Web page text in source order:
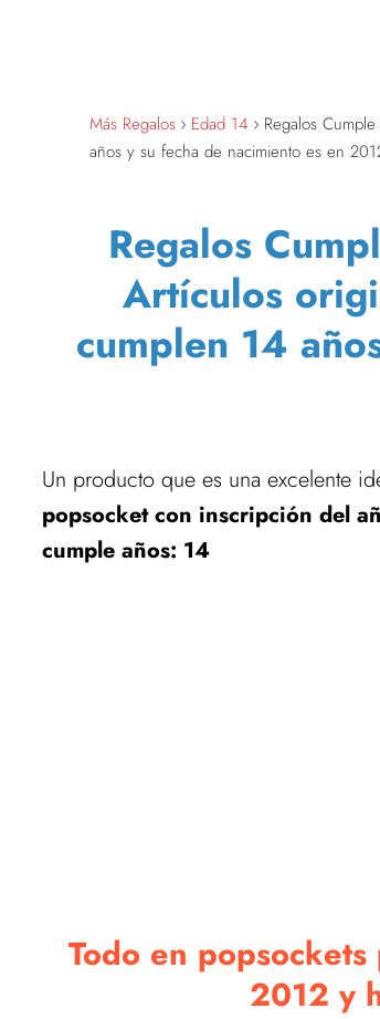
Más Regalos Edad 14
Regalos
años y su fecha de nacimiento es en
Regalos
Artículos
cumplen 14
Un producto que es una excelente
popsocket con inscripción del
cumple años: 14
Todo en
2012 y